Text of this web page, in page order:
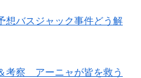
想バスジャック事件どう解
考察 アーニャが皆を救う